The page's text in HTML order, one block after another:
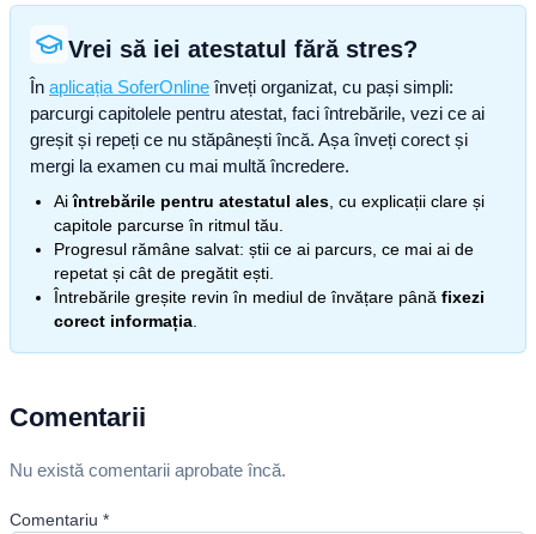
Vrei să iei atestatul fără stres?
În aplicația SoferOnline înveți organizat, cu pași simpli:
parcurgi capitolele pentru atestat, faci întrebările, vezi ce ai
greșit și repeți ce nu stăpânești încă. Așa înveți corect și
mergi la examen cu mai multă încredere.
Aiîntrebările pentru atestatul ales , cu explicații clare și
capitole parcurse în ritmul tău.
Progresul rămâne salvat: știi ce ai parcurs, ce mai ai de
repetat și cât de pregătit ești.
Întrebările greșite revin în mediul de învățare până fixezi
corect informația
Comentarii
Nu există comentarii aprobate încă.
Comentariu *